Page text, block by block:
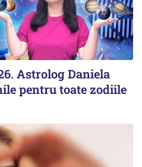
Astrolog Daniela
pentru toate zodiile